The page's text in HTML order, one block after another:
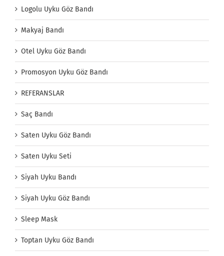
Logolu Uyku Göz Bandı
Makyaj Bandı
Otel Uyku Göz Bandı
Promosyon Uyku Göz Bandı
REFERANSLAR
Saç Bandı
Saten Uyku Göz Bandı
Saten Uyku Seti
Siyah Uyku Bandı
Siyah Uyku Göz Bandı
Sleep Mask
Toptan Uyku Göz Bandı